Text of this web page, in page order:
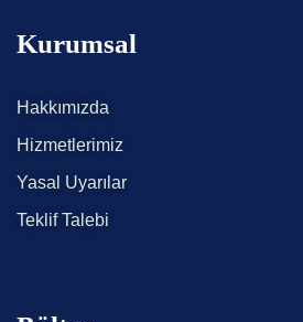
Kurumsal
Hakkımızda
Hizmetlerimiz
Yasal Uyarılar
Teklif Talebi